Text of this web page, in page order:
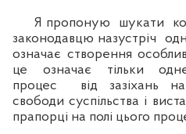
Я пропоную шукати
законодавцю назустріч
означає створення
це означає тільки
процес від зазіхань на
свободи суспільства і
прапорці на полі цього